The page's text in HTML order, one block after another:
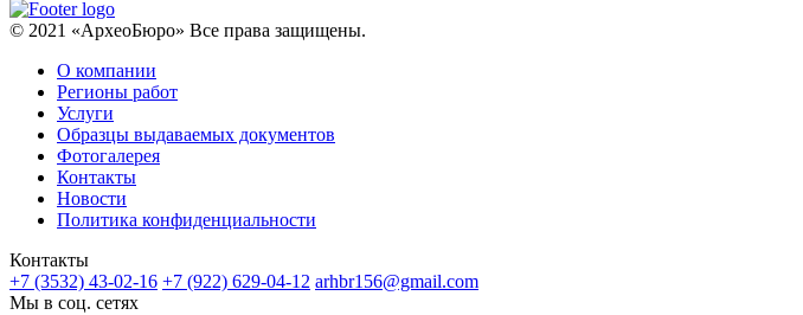
© 2021 «АрхеоБюро» Все права защищены.
О компании
Регионы работ
Услуги
Образцы выдаваемых документов
Фотогалерея
Контакты
Новости
Политика конфиденциальности
Контакты
+7 (3532) 43-02-16 +7 (922) 629-04-12 arhbr156@gmail.com
Мы в соц. сетях